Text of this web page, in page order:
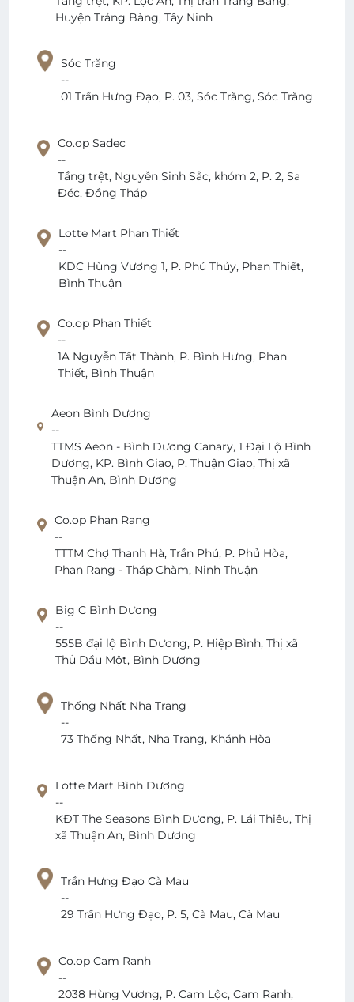
Huyện Trảng Bàng, Tây Ninh
Sóc Trăng
--
01 Trần Hưng Đạo, P. 03, Sóc Trăng, Sóc Trăng
Co.op Sadec
--
Tầng trệt, Nguyễn Sinh Sắc, khóm 2, P. 2, Sa
Đéc, Đồng Tháp
Lotte Mart Phan Thiết
--
KDC Hùng Vương 1, P. Phú Thủy, Phan Thiết,
Bình Thuận
Co.op Phan Thiết
--
1A Nguyễn Tất Thành, P. Bình Hưng, Phan
Thiết, Bình Thuận
Aeon Bình Dương
--
TTMS Aeon - Bình Dương Canary, 1 Đại Lộ Bình
Dương, KP. Bình Giao, P. Thuận Giao, Thị xã
Thuận An, Bình Dương
Co.op Phan Rang
--
TTTM Chợ Thanh Hà, Trần Phú, P. Phủ Hòa,
Phan Rang - Tháp Chàm, Ninh Thuận
Big C Bình Dương
--
555B đại lộ Bình Dương, P. Hiệp Bình, Thị xã
Thủ Dầu Một, Bình Dương
Thống Nhất Nha Trang
--
73 Thống Nhất, Nha Trang, Khánh Hòa
Lotte Mart Bình Dương
--
KĐT The Seasons Bình Dương, P. Lái Thiêu, Thị
xã Thuận An, Bình Dương
Trần Hưng Đạo Cà Mau
--
29 Trần Hưng Đạo, P. 5, Cà Mau, Cà Mau
Co.op Cam Ranh
--
2038 Hùng Vương, P. Cam Lộc, Cam Ranh,